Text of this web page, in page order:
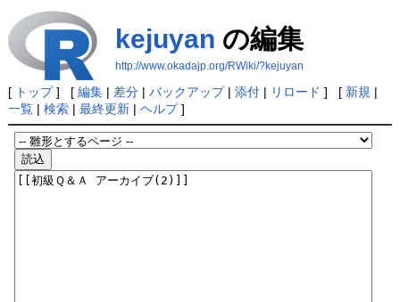
kejuyan の編集
http://www.okadajp.org/RWiki/?kejuyan
[ トップ] [ 編集| 差分| バックアップ| 添付| リロード ] [ 新規 |
一覧| 検索| 最終更新| ヘルプ]